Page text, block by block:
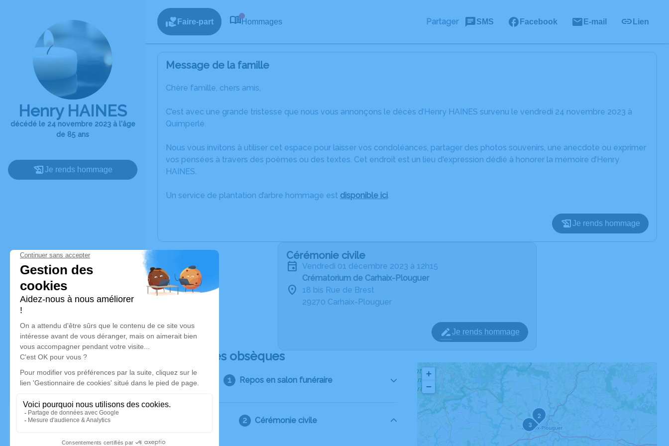
Henry HAINES
décédé le 24 novembre 2023 à l'âge
de 85 ans
Je rends hommage
Faire-part Hommages Partager SMS Facebook E-mail Lien
Message de la famille
Chère famille, chers amis,
C’est avec une grande tristesse que nous vous annonçons le décès d’Henry HAINES survenu le vendredi 24 novembre 2023 à
Quimperlé.
Nous vous invitons à utiliser cet espace pour laisser vos condoléances, partager des photos souvenirs, une anecdote ou exprimer
vos pensées à travers des poèmes ou des textes. Cet endroit est un lieu d'expression dédié à honorer la mémoire d’Henry
HAINES.
Un service de plantation d’arbre hommage est disponible ici.
Je rends hommage
Cérémonie civile
vendredi 01 décembre 2023 à 12h15
Crématorium de Carhaix-Plouguer
18 bis Rue de Brest
29270 Carhaix-Plouguer
Je rends hommage
Déroulé des obsèques
Repos en salon funéraire
Cérémonie civile
2
3
+
−